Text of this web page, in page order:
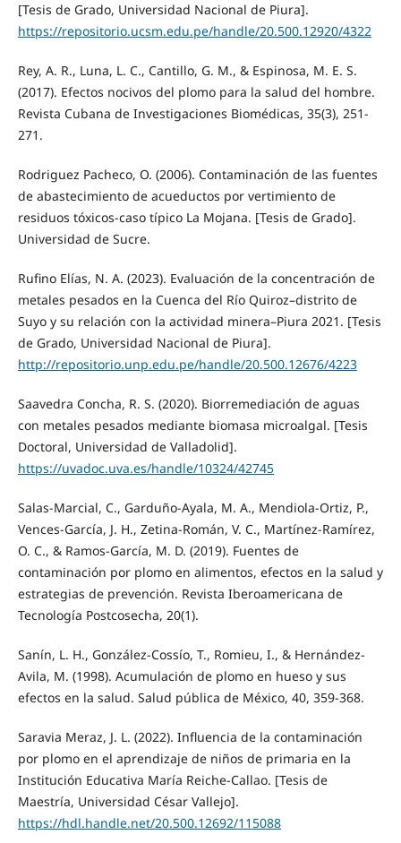
[Tesis de Grado, Universidad Nacional de Piura].
https://repositorio.ucsm.edu.pe/handle/20.500.12920/4322
Rey, A. R., Luna, L. C., Cantillo, G. M., & Espinosa, M. E. S.
(2017). Efectos nocivos del plomo para la salud del hombre.
Revista Cubana de Investigaciones Biomédicas, 35(3), 251-
271.
Rodriguez Pacheco, O. (2006). Contaminación de las fuentes
de abastecimiento de acueductos por vertimiento de
residuos tóxicos-caso típico La Mojana. [Tesis de Grado].
Universidad de Sucre.
Rufino Elías, N. A. (2023). Evaluación de la concentración de
metales pesados en la Cuenca del Río Quiroz–distrito de
Suyo y su relación con la actividad minera–Piura 2021. [Tesis
de Grado, Universidad Nacional de Piura].
http://repositorio.unp.edu.pe/handle/20.500.12676/4223
Saavedra Concha, R. S. (2020). Biorremediación de aguas
con metales pesados mediante biomasa microalgal. [Tesis
Doctoral, Universidad de Valladolid].
https://uvadoc.uva.es/handle/10324/42745
Salas-Marcial, C., Garduño-Ayala, M. A., Mendiola-Ortiz, P.,
Vences-García, J. H., Zetina-Román, V. C., Martínez-Ramírez,
O. C., & Ramos-García, M. D. (2019). Fuentes de
contaminación por plomo en alimentos, efectos en la salud y
estrategias de prevención. Revista Iberoamericana de
Tecnología Postcosecha, 20(1).
Sanín, L. H., González-Cossío, T., Romieu, I., & Hernández-
Avila, M. (1998). Acumulación de plomo en hueso y sus
efectos en la salud. Salud pública de México, 40, 359-368.
Saravia Meraz, J. L. (2022). Influencia de la contaminación
por plomo en el aprendizaje de niños de primaria en la
Institución Educativa María Reiche-Callao. [Tesis de
Maestría, Universidad César Vallejo].
https://hdl.handle.net/20.500.12692/115088